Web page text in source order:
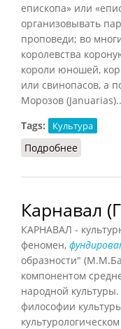
епископа» или
организовывать
проповеди; во
королевства
короли юношей,
или свинопасов, а
Морозов
Tags:
Культура
Подробнее
Карнавал
КАРНАВАЛ -
феномен,
образности"
компонентом
народной
философии